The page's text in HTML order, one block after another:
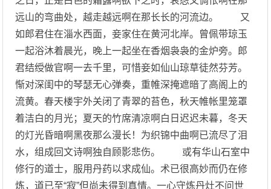
远山的弯曲处，越走越远啊在那长长的河流边。 又
如郎君住在淄水西面，妾家住在黄河北岸。曾佩带琼玉
一起浴沐着晨光，晚上一起坐在香烟袅袅的金炉旁。郎
君结绶做官啊一去千里，可惜妾如仙山琼草徒然芬芳。
惭对深闺中的琴瑟无心弹奏，重帷深掩遮暗了高阁上的
流黄。春天楼宇外关闭了青翠的苔色，秋天帷帐里笼罩
着洁白的月光；夏天的竹席清凉啊白日迟迟未暮，冬天
的灯光昏暗啊黑夜那么漫长！为织锦中曲啊已流尽了泪
水，组成回文诗啊独自顾影悲伤。 或有华山石室中
修行的道士，服用丹药以求成仙。术已很高妙而仍在修
炼，道已至“寂”但尚未得到真情。一心守炼丹灶不问世